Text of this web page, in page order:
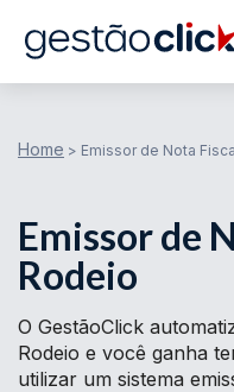
Home > Emissor de Nota
Emissor de
Rodeio
O GestãoClick
Rodeio e você ganha
utilizar um sistema